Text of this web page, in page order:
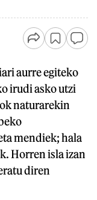
aurre egiteko
irudi asko utzi
naturarekin
mendiek; hala
Horren isla izan
diren